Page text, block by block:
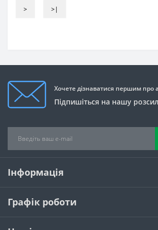
> >|
Хочете дізнаватися першим про
Підпишіться на нашу
Інформація
Графік роботи